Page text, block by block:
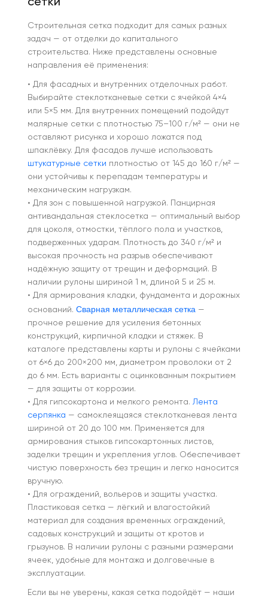
сетки
Строительная сетка подходит для самых разных
задач — от отделки до капитального
строительства. Ниже представлены основные
направления её применения:
• Для фасадных и внутренних отделочных работ.
Выбирайте стеклотканевые сетки с ячейкой 4×4
или 5×5 мм. Для внутренних помещений подойдут
малярные сетки с плотностью 75–100 г/м² — они не
оставляют рисунка и хорошо ложатся под
шпаклёвку. Для фасадов лучше использовать
штукатурные сетки плотностью от 145 до 160 г/м² —
они устойчивы к перепадам температуры и
механическим нагрузкам.
• Для зон с повышенной нагрузкой. Панцирная
антивандальная стеклосетка — оптимальный выбор
для цоколя, отмостки, тёплого пола и участков,
подверженных ударам. Плотность до 340 г/м² и
высокая прочность на разрыв обеспечивают
надёжную защиту от трещин и деформаций. В
наличии рулоны шириной 1 м, длиной 5 и 25 м.
• Для армирования кладки, фундамента и дорожных
оснований. Сварная металлическая сетка —
прочное решение для усиления бетонных
конструкций, кирпичной кладки и стяжек. В
каталоге представлены карты и рулоны с ячейками
от 6×6 до 200×200 мм, диаметром проволоки от 2
до 6 мм. Есть варианты с оцинкованным покрытием
— для защиты от коррозии.
• Для гипсокартона и мелкого ремонта. Лента
серпянка — самоклеящаяся стеклотканевая лента
шириной от 20 до 100 мм. Применяется для
армирования стыков гипсокартонных листов,
заделки трещин и укрепления углов. Обеспечивает
чистую поверхность без трещин и легко наносится
вручную.
• Для ограждений, вольеров и защиты участка.
Пластиковая сетка — лёгкий и влагостойкий
материал для создания временных ограждений,
садовых конструкций и защиты от кротов и
грызунов. В наличии рулоны с разными размерами
ячеек, удобные для монтажа и долговечные в
эксплуатации.
Если вы не уверены, какая сетка подойдёт — наши